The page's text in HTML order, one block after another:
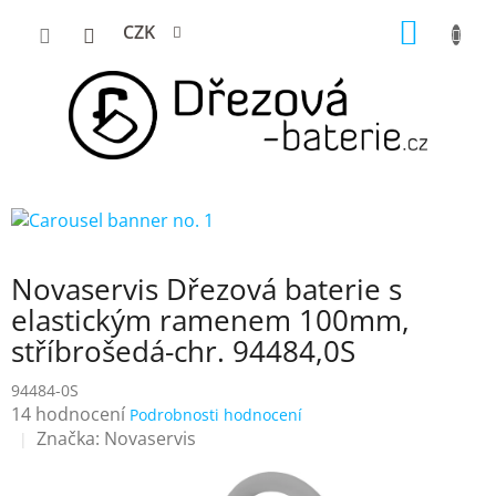
CZK
Novaservis Dřezová baterie s
elastickým ramenem 100mm,
stříbrošedá-chr. 94484,0S
94484-0S
Průměrné
hodnocení
14 hodnocení Podrobnosti hodnocení
Značka: Novaservis